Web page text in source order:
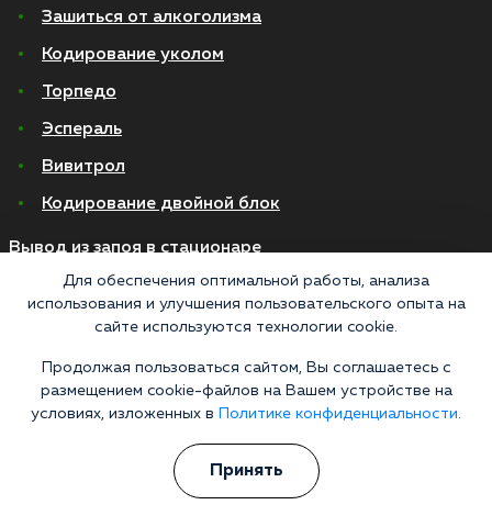
Зашиться от алкоголизма
Кодирование уколом
Торпедо
Эспераль
Вивитрол
Кодирование двойной блок
Вывод из запоя в стационаре
Нарколог на дом
Капельница от запоя на дому
Капельница от запоя в стационаре
Капельница от похмелья
Экстренное вытрезвление
Для обеспечения оптимальной работы, анализа
использования и улучшения пользовательского опыта на
сайте используются технологии cookie.
Продолжая пользоваться сайтом, Вы соглашаетесь с
размещением cookie-файлов на Вашем устройстве на
условиях, изложенных в
Политике конфиденциальности.
Принять